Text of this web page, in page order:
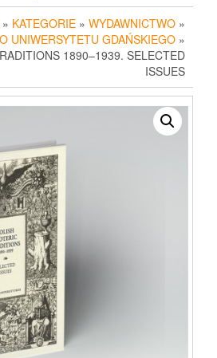
» KATEGORIE » WYDAWNICTWO »
UNIWERSYTETU GDAŃSKIEGO »
1890–1939. SELECTED
ISSUES